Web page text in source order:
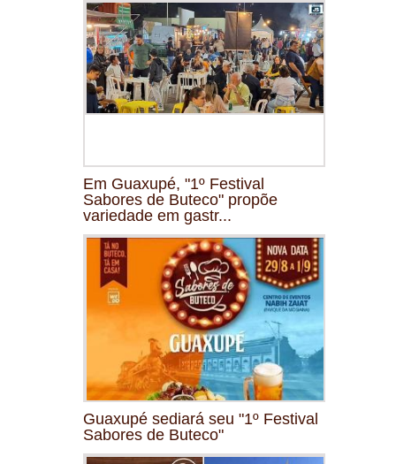
Em Guaxupé, "1º Festival
Sabores de Buteco" propõe
variedade em gastr...
Guaxupé sediará seu "1º Festival
Sabores de Buteco"